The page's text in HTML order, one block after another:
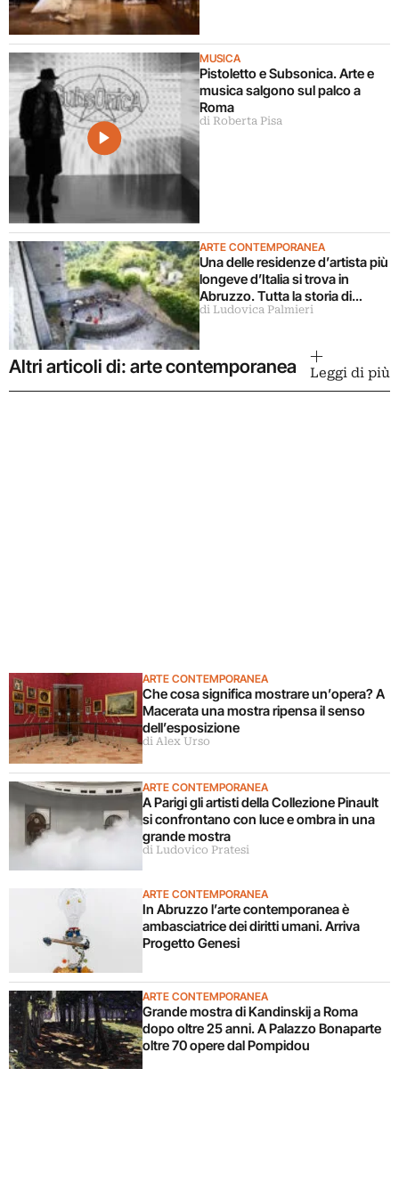
MUSICA
Pistoletto e Subsonica. Arte e
musica salgono sul palco a
Roma
di Roberta Pisa
ARTE CONTEMPORANEA
Una delle residenze d’artista più
longeve d’Italia si trova in
Abruzzo. Tutta la storia di
Ramo
di Ludovica Palmieri
Altri articoli di: arte contemporanea Leggi di più
ARTE CONTEMPORANEA
Che cosa significa mostrare un’opera? A
Macerata una mostra ripensa il senso
dell’esposizione
di Alex Urso
ARTE CONTEMPORANEA
A Parigi gli artisti della Collezione Pinault
si confrontano con luce e ombra in una
grande mostra
di Ludovico Pratesi
ARTE CONTEMPORANEA
In Abruzzo l’arte contemporanea è
ambasciatrice dei diritti umani. Arriva
Progetto Genesi
ARTE CONTEMPORANEA
Grande mostra di Kandinskij a Roma
dopo oltre 25 anni. A Palazzo Bonaparte
oltre 70 opere dal Pompidou